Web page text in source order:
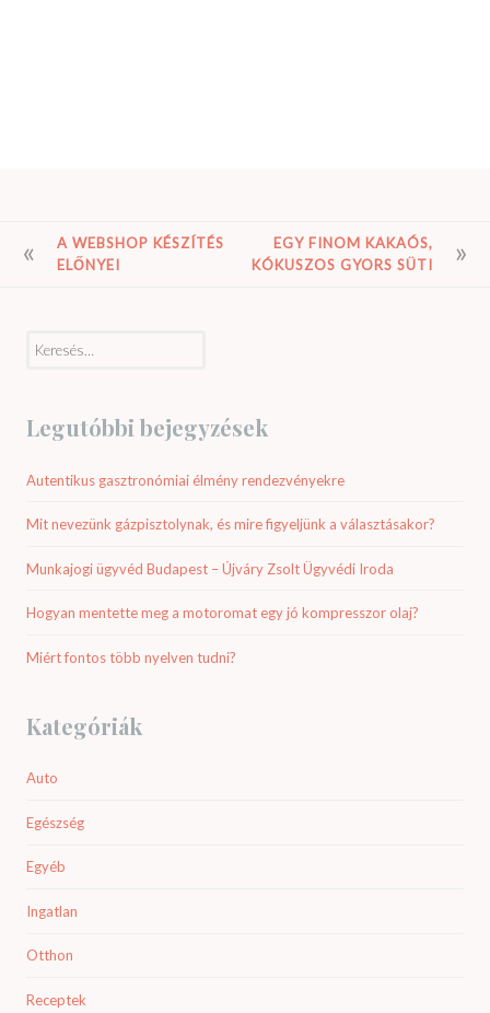
BEJEGYZÉS
NAVIGÁCIÓ
A WEBSHOP KÉSZÍTÉS
ELŐNYEI
EGY FINOM KAKAÓS,
KÓKUSZOS GYORS SÜTI
Legutóbbi bejegyzések
Autentikus gasztronómiai élmény rendezvényekre
Mit nevezünk gázpisztolynak, és mire figyeljünk a választásakor?
Munkajogi ügyvéd Budapest – Újváry Zsolt Ügyvédi Iroda
Hogyan mentette meg a motoromat egy jó kompresszor olaj?
Miért fontos több nyelven tudni?
Kategóriák
Auto
Egészség
Egyéb
Ingatlan
Otthon
Receptek